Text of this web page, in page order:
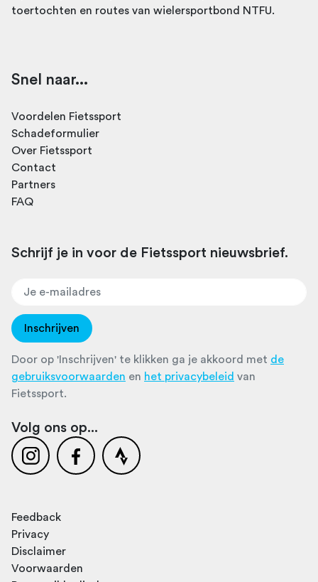
toertochten en routes van wielersportbond NTFU.
Snel naar...
Voordelen Fietssport
Schadeformulier
Over Fietssport
Contact
Partners
FAQ
Schrijf je in voor de Fietssport nieuwsbrief.
Inschrijven
Door op 'Inschrijven' te klikken ga je akkoord met de
gebruiksvoorwaarden en het privacybeleid van
Fietssport.
Volg ons op...
Feedback
Privacy
Disclaimer
Voorwaarden